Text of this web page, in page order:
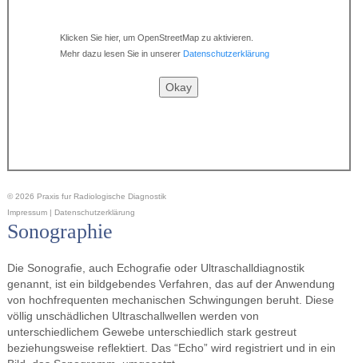
Klicken Sie hier, um OpenStreetMap zu aktivieren.
Mehr dazu lesen Sie in unserer Datenschutzerklärung
© 2026 Praxis fur Radiologische Diagnostik
Impressum| Datenschutzerklärung
Sonographie
Die Sonografie, auch Echografie oder Ultraschalldiagnostik
genannt, ist ein bildgebendes Verfahren, das auf der Anwendung
von hochfrequenten mechanischen Schwingungen beruht. Diese
völlig unschädlichen Ultraschallwellen werden von
unterschiedlichem Gewebe unterschiedlich stark gestreut
beziehungsweise reflektiert. Das “Echo” wird registriert und in ein